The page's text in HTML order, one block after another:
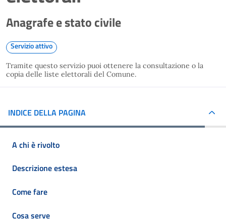
Anagrafe e stato civile
Servizio attivo
Tramite questo servizio puoi ottenere la consultazione o la
copia delle liste elettorali del Comune.
INDICE DELLA PAGINA
A chi è rivolto
Descrizione estesa
Come fare
Cosa serve